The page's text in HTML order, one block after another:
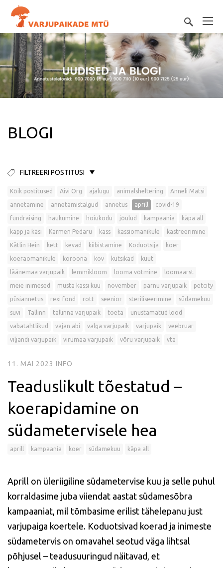
BLOGI
FILTREERI POSTITUSI
Kõik postitused Aivi Org ajalugu animalsheltering Anneli Matsi
annetamine annetamistalgud annetus aprill covid-19
fundraising haukumine hoiukodu jõulud kampaania käpa all
käpp ja käsi Karmen Pedaru kass kassiomanikule kastreerimine
Kätlin Hein kett kevad kiibistamine Koduotsija koer
koeraomanikule koroona kov kutsikad kuut
läänemaa varjupaik lemmikloom looma võtmine loomaarst
meie inimesed musta kassi kuu november pärnu varjupaik petcity
püsiannetus rexi fond rott seenior steriliseerimine südamekuu
suvi Tallinn tallinna varjupaik toeta unustamatud lood
vabatahtlikud vajan abi valga varjupaik varjupaik veebruar
viljandi varjupaik virumaa varjupaik võru varjupaik vta
11. MAI 2023 INFO
Teaduslikult tõestatud –
koerapidamine on
südametervisele hea
aprill kampaania koer südamekuu käpa all
Aprill on üleriigiline südametervise kuu ja selle puhul
korraldasime juba viiendat aastat südamesõbra
kampaaniat, mil tõmbasime erilist tähelepanu just
varjupaiga koertele. Koduotsivad koerad ja inimeste
südametervis on omavahel seotud väga lihtsal
põhjusel – teadusuuringud näitavad, et